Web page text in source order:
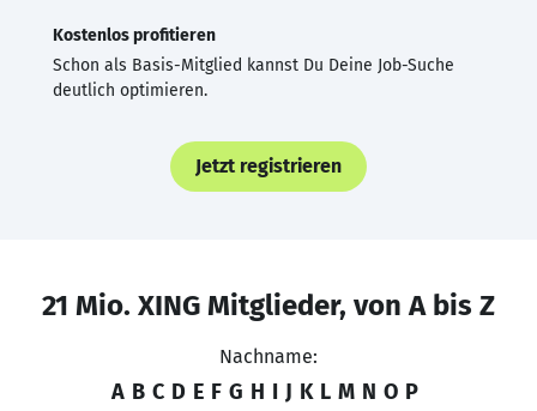
Kostenlos profitieren
Schon als Basis-Mitglied kannst Du Deine Job-Suche
deutlich optimieren.
Jetzt registrieren
21 Mio. XING Mitglieder, von A bis Z
Nachname:
A B C D E F G H I J K L M N O P